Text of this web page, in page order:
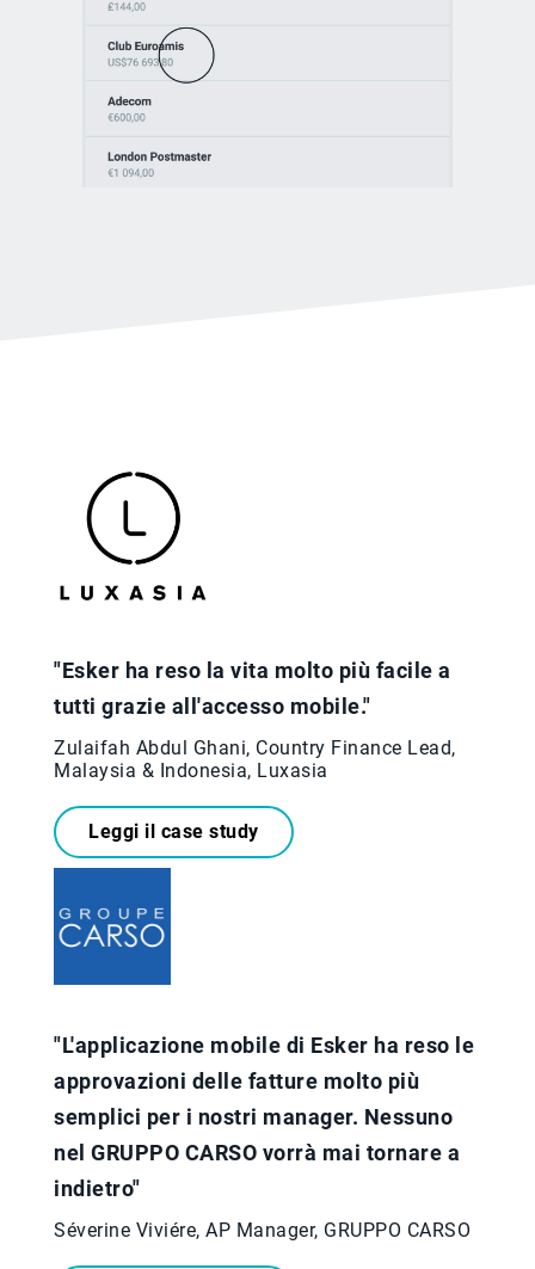
"Esker ha reso la vita molto più facile a
tutti grazie all'accesso mobile."
Zulaifah Abdul Ghani, Country Finance Lead,
Malaysia & Indonesia, Luxasia
Leggi il case study
"L'applicazione mobile di Esker ha reso le
approvazioni delle fatture molto più
semplici per i nostri manager. Nessuno
nel GRUPPO CARSO vorrà mai tornare a
indietro"
Séverine Viviére, AP Manager, GRUPPO CARSO